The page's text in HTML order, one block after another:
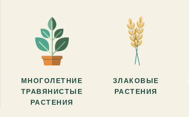
МНОГОЛЕТНИЕ
ТРАВЯНИСТЫЕ
РАСТЕНИЯ
ЗЛАКОВЫЕ
РАСТЕНИЯ